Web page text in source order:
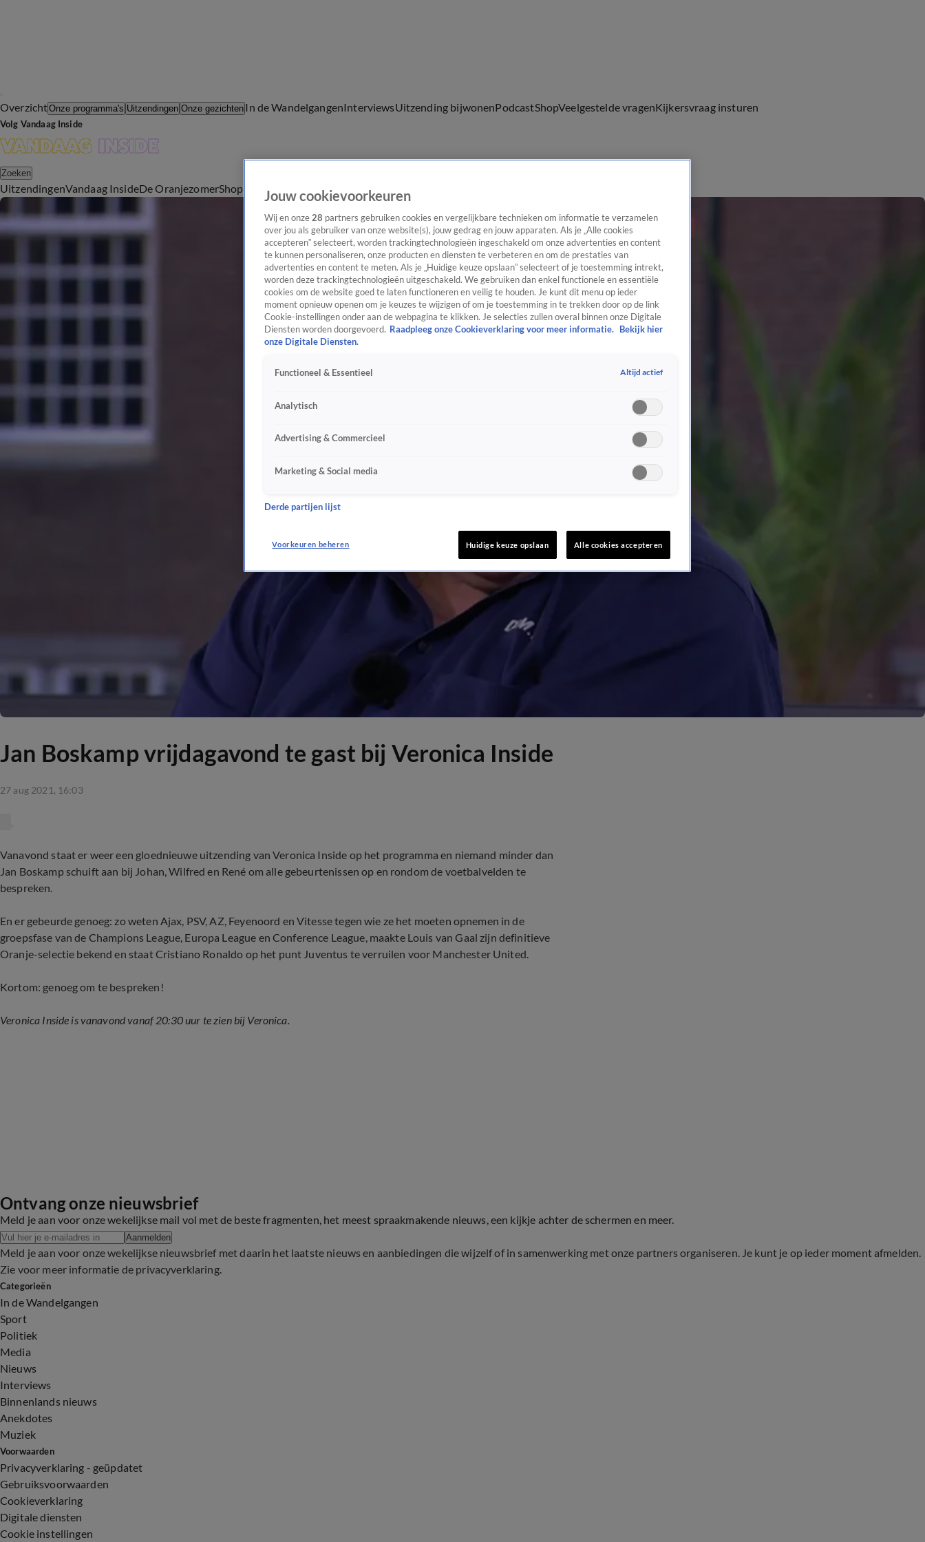
OverzichtOnze programma's Uitzendingen Onze gezichten In de WandelgangenInterviewsUitzending bijwonenPodcastShopVeelgestelde vragenKijkersvraag insturen
Volg Vandaag Inside
Zoeken
UitzendingenVandaag InsideDe OranjezomerShop Uitzending bijwonen
Jan Boskamp vrijdagavond te gast bij Veronica Inside
27 aug 2021, 16:03
Vanavond staat er weer een gloednieuwe uitzending van Veronica Inside op het programma en niemand minder dan
Jan Boskamp schuift aan bij Johan, Wilfred en René om alle gebeurtenissen op en rondom de voetbalvelden te
bespreken.
En er gebeurde genoeg: zo weten Ajax, PSV, AZ, Feyenoord en Vitesse tegen wie ze het moeten opnemen in de
groepsfase van de Champions League, Europa League en Conference League, maakte Louis van Gaal zijn definitieve
Oranje-selectie bekend en staat Cristiano Ronaldo op het punt Juventus te verruilen voor Manchester United.
Kortom: genoeg om te bespreken!
Veronica Inside is vanavond vanaf 20:30 uur te zien bij Veronica.
Ontvang onze nieuwsbrief
Meld je aan voor onze wekelijkse mail vol met de beste fragmenten, het meest spraakmakende nieuws, een kijkje achter de schermen en meer.
Aanmelden
Meld je aan voor onze wekelijkse nieuwsbrief met daarin het laatste nieuws en aanbiedingen die wijzelf of in samenwerking met onze partners organiseren. Je kunt je op ieder moment afmelden.
Zie voor meer informatie de privacyverklaring.
Categorieën
In de Wandelgangen
Sport
Politiek
Media
Nieuws
Interviews
Binnenlands nieuws
Anekdotes
Muziek
Voorwaarden
Privacyverklaring - geüpdatet
Gebruiksvoorwaarden
Cookieverklaring
Digitale diensten
Cookie instellingen
Jouw cookievoorkeuren
Wij en onze 28 partners gebruiken cookies en vergelijkbare technieken om informatie te verzamelen
over jou als gebruiker van onze website(s), jouw gedrag en jouw apparaten. Als je „Alle cookies
accepteren” selecteert, worden trackingtechnologieën ingeschakeld om onze advertenties en content
te kunnen personaliseren, onze producten en diensten te verbeteren en om de prestaties van
advertenties en content te meten. Als je „Huidige keuze opslaan” selecteert of je toestemming intrekt,
worden deze trackingtechnologieën uitgeschakeld. We gebruiken dan enkel functionele en essentiële
cookies om de website goed te laten functioneren en veilig te houden. Je kunt dit menu op ieder
moment opnieuw openen om je keuzes te wijzigen of om je toestemming in te trekken door op de link
Cookie-instellingen onder aan de webpagina te klikken. Je selecties zullen overal binnen onze Digitale
Diensten worden doorgevoerd. Raadpleeg onze Cookieverklaring voor meer informatie.
Bekijk hier
onze Digitale Diensten.
Functioneel & Essentieel Altijd actief
Analytisch
Advertising & Commercieel
Marketing & Social media
Derde partijen lijst
Voorkeuren beheren Huidige keuze opslaan Alle cookies accepteren